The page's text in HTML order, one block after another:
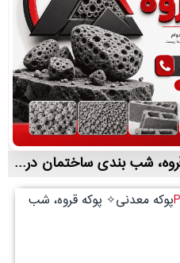
NEWپوکه معدنی✧ پوکه قروه، شب